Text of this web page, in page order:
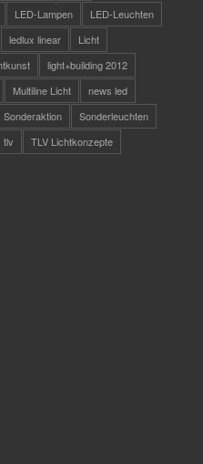
LED-Lampen
LED-Leuchten
ledlux linear
Licht
light+building 2012
Multiline Licht
news led
Sonderaktion
Sonderleuchten
tlv
TLV Lichtkonzepte